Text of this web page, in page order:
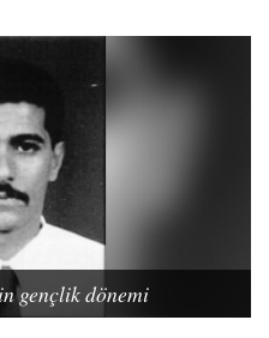
gençlik dönemi